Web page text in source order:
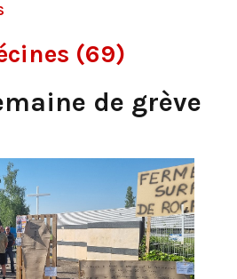
(69)
de grève